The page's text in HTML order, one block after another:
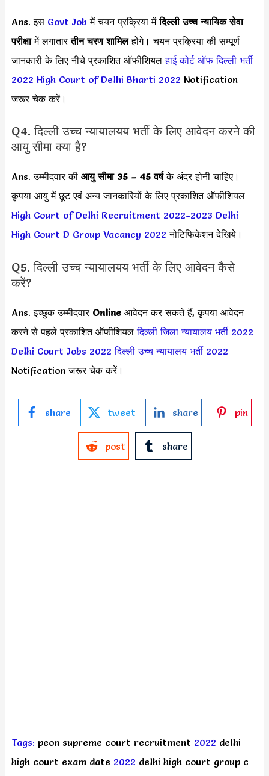
Ans. इस Govt Job में चयन प्रक्रिया मेंदिल्ली उच्च न्यायिक सेवा
परीक्षामें लगातारतीन चरण शामिलहोंगे। चयन प्रक्रिया की सम्पूर्ण
जानकारी के लिए नीचे प्रकाशित ऑफीशियलहाई कोर्ट ऑफ दिल्ली भर्ती
2022 High Court of Delhi Bharti 2022 Notification
जरूर चेक करें।
Q4. दिल्ली उच्च न्यायालयय भर्ती के लिए आवेदन करने की
आयु सीमा क्या है?
Ans. उम्मीदवार की आयु सीमा 35 – 45 वर्षके अंदर होनी चाहिए।
कृपया आयु में छूट एवं अन्य जानकारियों के लिए प्रकाशित ऑफीशियल
High Court of Delhi Recruitment 2022-2023 Delhi
High Court D Group Vacancy 2022 नोटिफिकेशन देखिये।
Q5. दिल्ली उच्च न्यायालयय भर्ती के लिए आवेदन कैसे
करें?
Ans. इच्छुक उम्मीदवार Online आवेदन कर सकते हैं, कृपया आवेदन
करने से पहले प्रकाशित ऑफीशियलदिल्ली जिला न्यायालय भर्ती 2022
Delhi Court Jobs 2022 दिल्ली उच्च न्यायालय भर्ती 2022
Notification जरूर चेक करें।
share tweet share pin
post share
Tags: peon supreme court recruitment 2022 delhi
high court exam date 2022 delhi high court group c